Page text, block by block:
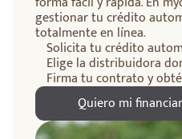
gestionar tu crédito
totalmente en línea.
Solicita tu crédito
Elige la distribuidora
Firma tu contrato y
Quiero mi